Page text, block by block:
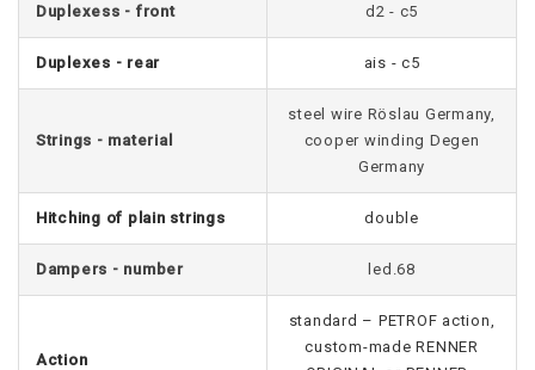
Duplexess - front d2 - c5
Duplexes - rear ais - c5
Strings - material
steel wire Röslau Germany,
cooper winding Degen
Germany
Hitching of plain strings double
Dampers - number led.68
Action
standard – PETROF action,
custom-made RENNER